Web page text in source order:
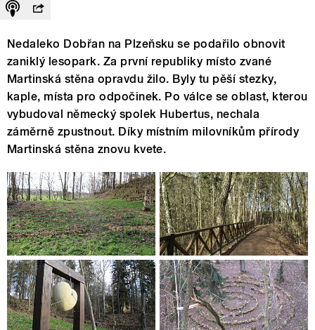
Nedaleko Dobřan na Plzeňsku se podařilo obnovit
zaniklý lesopark. Za první republiky místo zvané
Martinská stěna opravdu žilo. Byly tu pěší stezky,
kaple, místa pro odpočinek. Po válce se oblast, kterou
vybudoval německý spolek Hubertus, nechala
záměrně zpustnout. Díky místním milovníkům přírody
Martinská stěna znovu kvete.